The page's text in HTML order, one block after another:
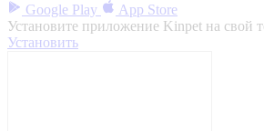
Google Play
App Store
Установите приложение Kinpet на свой
Установить